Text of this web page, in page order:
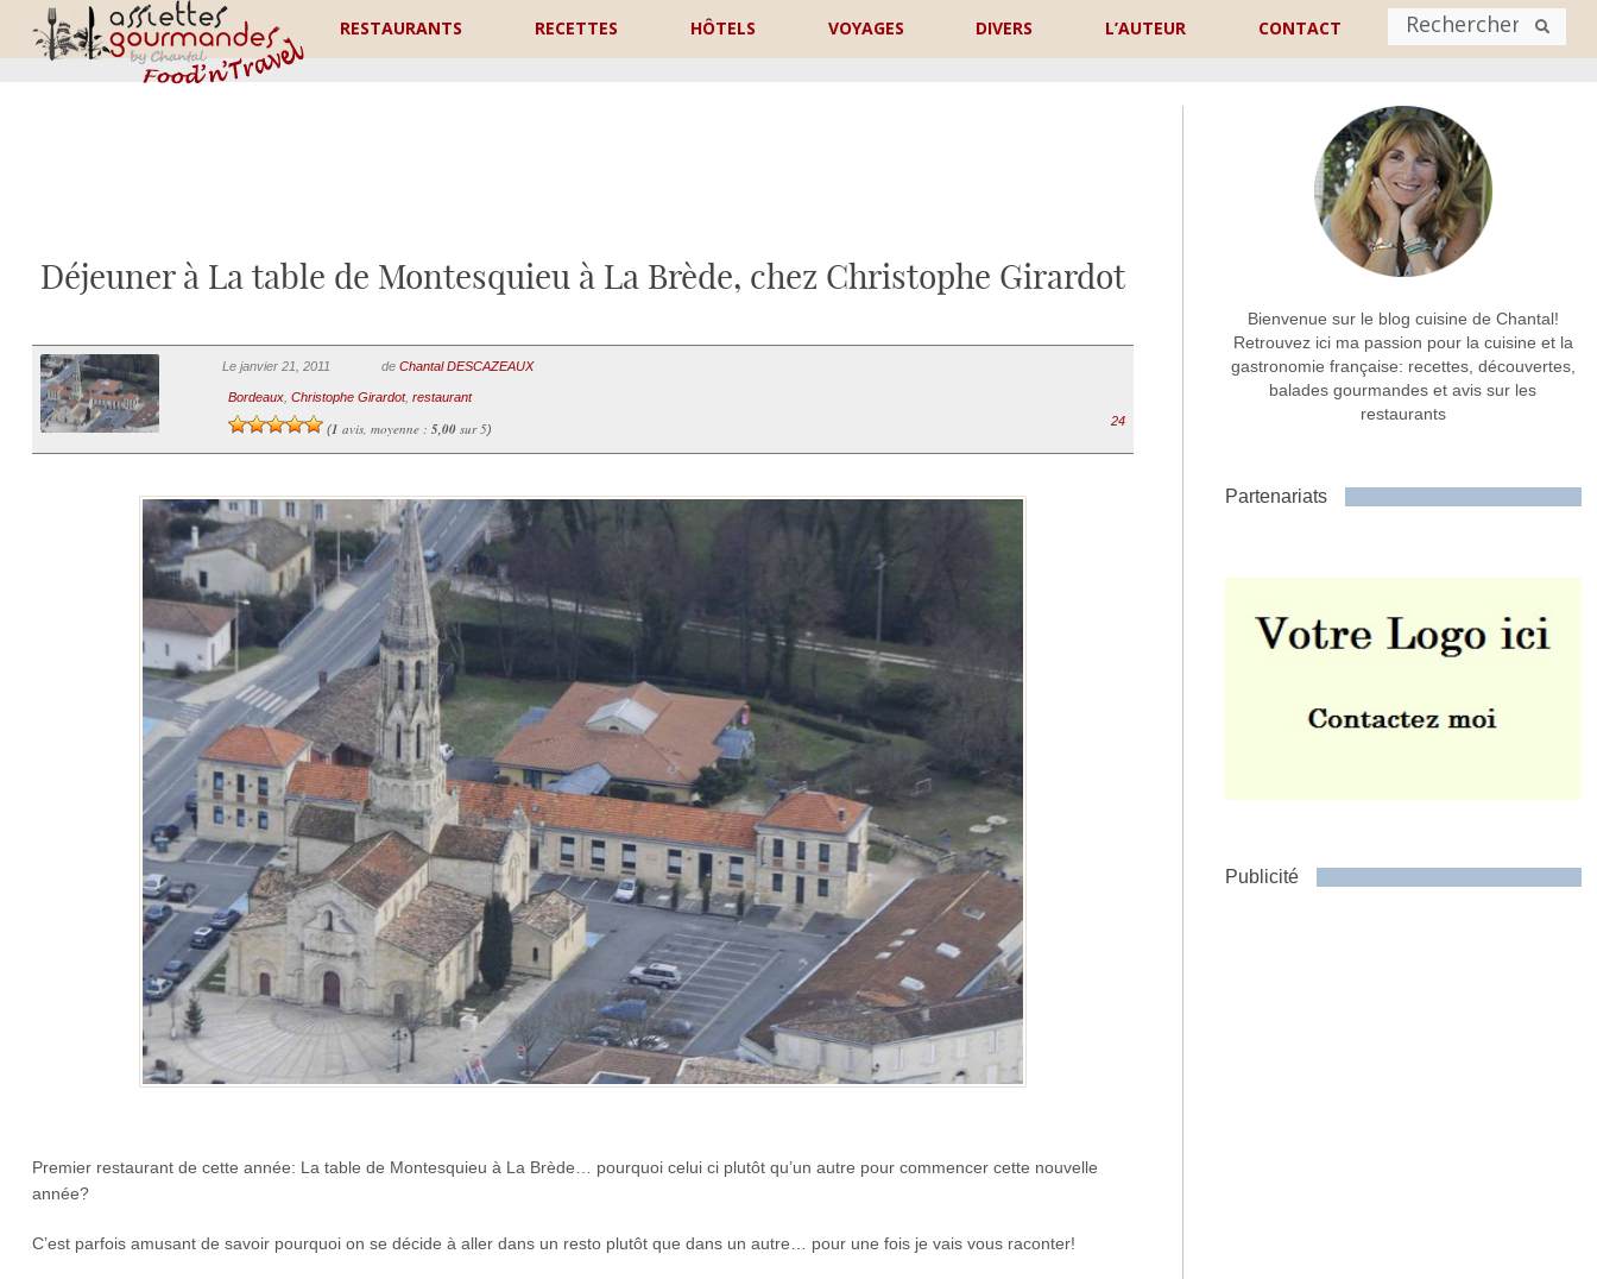
RESTAURANTS RECETTES HÔTELS VOYAGES DIVERS L’AUTEUR CONTACT
Nom
Adresse de contact
Commentaire ou message *
Déjeuner à La table de Montesquieu à La Brède, chez Christophe Girardot
Le janvier 21, 2011 de Chantal DESCAZEAUX
Bordeaux, Christophe Girardot, restaurant
(1 avis, moyenne : 5,00sur 5)
24
Premier restaurant de cette année: La table de Montesquieu à La Brède… pourquoi celui ci plutôt qu’un autre pour commencer cette nouvelle
année?
C’est parfois amusant de savoir pourquoi on se décide à aller dans un resto plutôt que dans un autre… pour une fois je vais vous raconter!
Bienvenue sur le blog cuisine de Chantal!
Retrouvez ici ma passion pour la cuisine et la
gastronomie française: recettes, découvertes,
balades gourmandes et avis sur les
restaurants
Partenariats
Publicité